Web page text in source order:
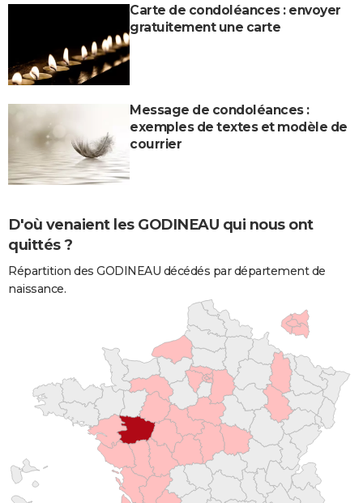
Carte de condoléances : envoyer
gratuitement une carte
Message de condoléances :
exemples de textes et modèle de
courrier
D'où venaient les GODINEAU qui nous ont
quittés ?
Répartition des GODINEAU décédés par département de
naissance.